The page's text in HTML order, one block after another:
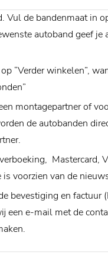
Vul de bandenmaat in
autoband geef
“Verder winkelen”,
montagepartner of
de autobanden
Mastercard,
voorzien van de
bevestiging en
een e-mail met de